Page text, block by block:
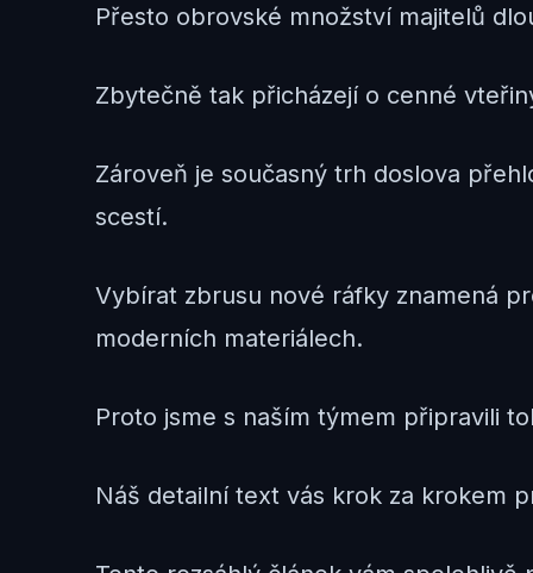
Přesto obrovské množství majitelů
Zbytečně tak přicházejí o cenné
Zároveň je současný trh doslova
scestí.
Vybírat zbrusu nové ráfky znamená
moderních materiálech.
Proto jsme s naším týmem připravili
Náš detailní text vás krok za krokem